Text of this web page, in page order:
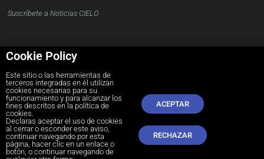
Suscríbete a Noticias CIELO
CONTACTO
comunidad@cielolaboral.com
Cookie Policy
Este sitio o las herramientas de
terceros integradas en él utilizan
cookies necesarias para su
funcionamiento y para alcanzar los
fines descritos en la política de
cookies.
Declaras aceptar el uso de cookies
al cerrar o esconder este aviso,
continuar navegando por esta
página, hacer clic en un enlace o
botón, o continuar navegando de
ACEPTAR
RECHAZAR